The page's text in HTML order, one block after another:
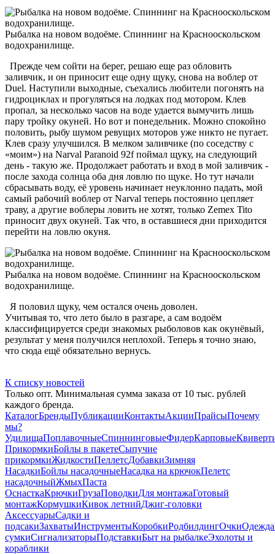
Рыбалка на новом водоёме. Спиннинг на Краснооскольском
водохранилище.
Прежде чем сойти на берег, решаю еще раз обловить
заливчик, и он приносит еще одну щуку, снова на воблер от
Duel. Наступили выходные, съехались любители погонять на
гидроциклах и прогуляться на лодках под мотором. Клев
пропал, за несколько часов на воде удается вымучить лишь
пару тройку окуней. Но вот и понедельник. Можно спокойно
половить, рыбу шумом ревущих моторов уже никто не пугает.
Клев сразу улучшился. В мелком заливчике (по соседству с
«моим») на Narval Paranoid 92f поймал щуку, на следующий
день - такую же. Продолжает работать и вход в мой заливчик -
после захода солнца оба дня ловлю по щуке. Но тут начали
сбрасывать воду, её уровень начинает неуклонно падать, мой
самый рабочий воблер от Narval теперь постоянно цепляет
траву, а другие воблеры ловить не хотят, только Zemex Tito
приносит двух окуней. Так что, в оставшиеся дни приходится
перейти на ловлю окуня.
Рыбалка на новом водоёме. Спиннинг на Краснооскольском
водохранилище.
Я половил щуку, чем остался очень доволен.
Учитывая то, что лето было в разгаре, а сам водоём
классифицируется среди знакомых рыболовов как окунёвый,
результат у меня получился неплохой. Теперь я точно знаю,
что сюда ещё обязательно вернусь.
К списку новостей
Только опт. Минимальная сумма заказа от 10 тыс. рублей
каждого бренда.
КаталогБрендыПубликацииКонтактыАкцииПрайсыПочему
мы?
УдилищаПоплавочныеСпиннинговыеФидерКарповые
ПрикормкиБойлы в пакетеСыпучие
прикормкиЖидкостиПеллетсДобавкиЗимняя
НасадкиБойлы насадочныеНасадка на крючокПелетс
насадочныйЖмыхПаста
ОснасткаКрючкиГрузаПоводкиДля монтажаГотовый
монтажКормушкиКивок летнийДжиг-головки
АксессуарыСадки и
подсакиЗахватыИнструментыКоробкиРодбилдингОчкиОдежда
сумкиСигнализаторыПодставкиБыт на рыбалкеЭхолоты и
кораблики